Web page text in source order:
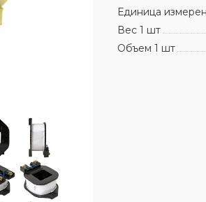
Единица
Вес 1 шт
Объем 1 шт